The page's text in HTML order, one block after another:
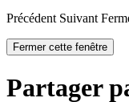
Précédent Suivant
Fermer cette fenêtre
Partager